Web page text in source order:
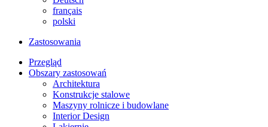
français
polski
Zastosowania
Przegląd
Obszary zastosowań
Architektura
Konstrukcje stalowe
Maszyny rolnicze i budowlane
Interior Design